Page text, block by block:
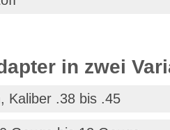
in zwei
Kaliber .38 bis .45